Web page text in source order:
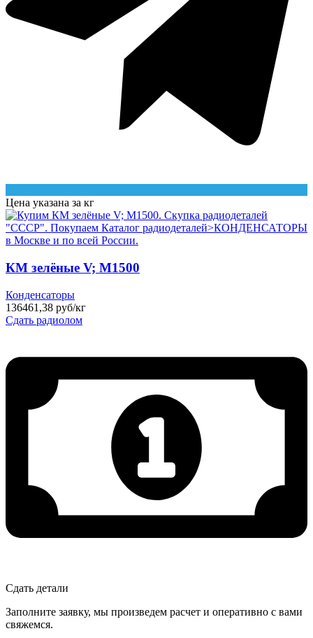
Цена указана за кг
КМ зелёные V; М1500
Конденсаторы
136461,38 руб/кг
Сдать радиолом
Сдать детали
Заполните заявку, мы произведем расчет и оперативно с вами
свяжемся.